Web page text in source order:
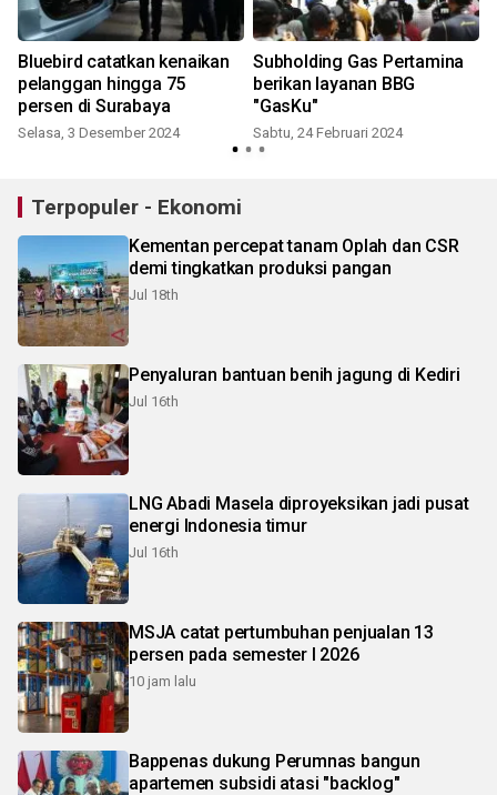
Bluebird catatkan kenaikan
pelanggan hingga 75
persen di Surabaya
Selasa, 3 Desember 2024
Subholding Gas Pertamina
berikan layanan BBG
"GasKu"
Sabtu, 24 Februari 2024
Terpopuler - Ekonomi
Kementan percepat tanam Oplah dan CSR
demi tingkatkan produksi pangan
Jul 18th
Penyaluran bantuan benih jagung di Kediri
Jul 16th
LNG Abadi Masela diproyeksikan jadi pusat
energi Indonesia timur
Jul 16th
MSJA catat pertumbuhan penjualan 13
persen pada semester I 2026
10 jam lalu
Bappenas dukung Perumnas bangun
apartemen subsidi atasi "backlog"